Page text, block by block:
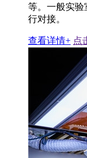
等。一般实验
行对接。
查看详情+ 点